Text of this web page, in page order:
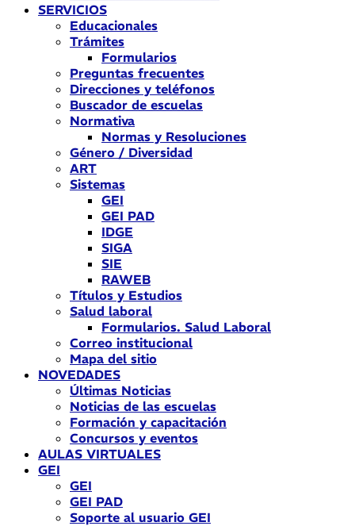
SERVICIOS
Educacionales
Trámites
Formularios
Preguntas frecuentes
Direcciones y teléfonos
Buscador de escuelas
Normativa
Normas y Resoluciones
Género / Diversidad
ART
Sistemas
GEI
GEI PAD
IDGE
SIGA
SIE
RAWEB
Títulos y Estudios
Salud laboral
Formularios. Salud Laboral
Correo institucional
Mapa del sitio
NOVEDADES
Últimas Noticias
Noticias de las escuelas
Formación y capacitación
Concursos y eventos
AULAS VIRTUALES
GEI
GEI
GEI PAD
Soporte al usuario GEI